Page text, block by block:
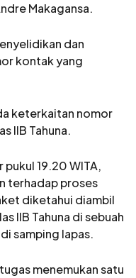
Makagansa.
dan
kontak yang
keterkaitan nomor
IIB Tahuna.
pukul 19.20 WITA,
terhadap proses
diketahui diambil
IIB Tahuna di sebuah
samping lapas.
menemukan satu